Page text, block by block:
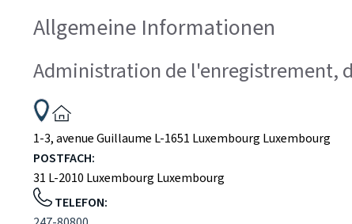
Allgemeine Informationen
Administration de l'enregistrement,
1-3, avenue Guillaume L-1651 Luxembourg Luxembourg
POSTFACH:
31 L-2010 Luxembourg Luxembourg
TELEFON: